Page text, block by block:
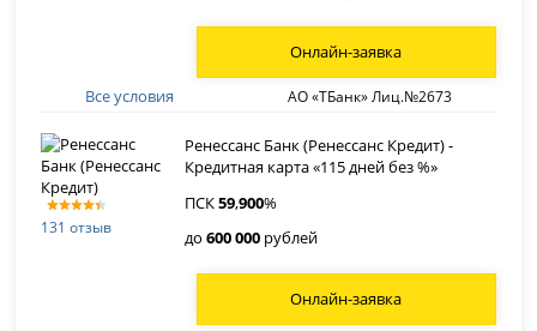
Все условия АО «ТБанк» Лиц.№2673
Онлайн-заявка
131 отзыв
Ренессанс Банк (Ренессанс Кредит) -
Кредитная карта «115 дней без %»
ПСК59,900%
до600 000 рублей
Онлайн-заявка